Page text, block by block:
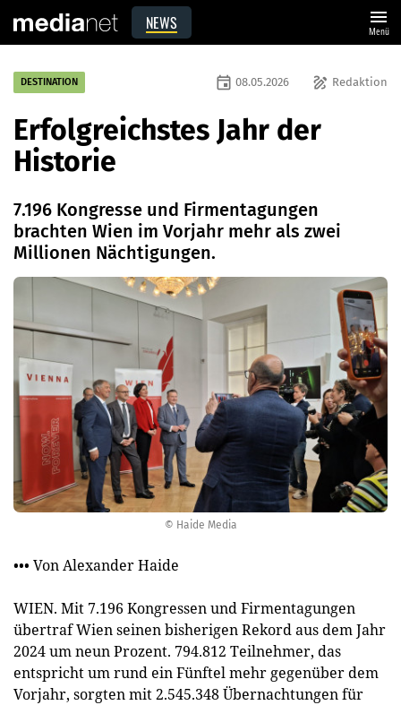
NEWS menu
Menü
© Haide Media
DESTINATION draw Redaktion
event 08.05.2026
Erfolgreichstes Jahr der
Historie
7.196 Kongresse und Firmentagungen
brachten Wien im Vorjahr mehr als zwei
Millionen Nächtigungen.
••• Von Alexander Haide
WIEN. Mit 7.196 Kongressen und Firmentagungen
übertraf Wien seinen bisherigen Rekord aus dem Jahr
2024 um neun Prozent. 794.812 Teilnehmer, das
entspricht um rund ein Fünftel mehr gegenüber dem
Vorjahr, sorgten mit 2.545.348 Übernachtungen für